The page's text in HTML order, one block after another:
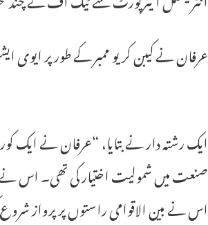
عرفان نے کیبن کریو ممبر کے طور پر ایوی
ایک رشتہ دار نے بتایا، “عرفان نے ایک
صنعت میں شمولیت اختیار کی تھی۔ اس نے
اس نے بین الاقوامی راستوں پر پرواز